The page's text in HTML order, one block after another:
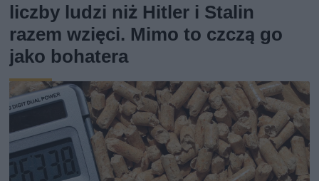
liczby ludzi niż Hitler i Stalin
razem wzięci. Mimo to czczą go
jako bohatera